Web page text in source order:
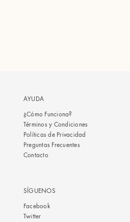
AYUDA
¿Cómo Funciona?
Términos y Condiciones
Políticas de Privacidad
Preguntas Frecuentes
Contacto
SÍGUENOS
Facebook
Twitter